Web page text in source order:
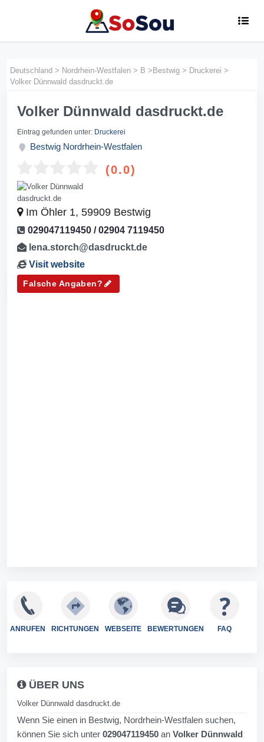
Deutschland > Nordrhein-Westfalen > B > Bestwig > Druckerei >
Volker Dünnwald dasdruckt.de
Volker Dünnwald dasdruckt.de
Eintrag gefunden unter: Druckerei
Bestwig Nordrhein-Westfalen
(0.0)
Im Öhler 1, 59909 Bestwig
029047119450 / 02904 7119450
lena.storch@dasdruckt.de
Visit website
Falsche Angaben?
ANRUFEN RICHTUNGEN WEBSEITE BEWERTUNGEN FAQ
ÜBER UNS
Volker Dünnwald dasdruckt.de
Wenn Sie einen in Bestwig, Nordrhein-Westfalen suchen,
können Sie sich unter 029047119450 an Volker Dünnwald